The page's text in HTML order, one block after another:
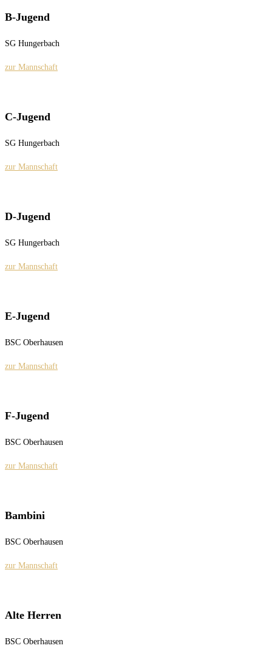
B-Jugend
SG Hungerbach
zur Mannschaft
C-Jugend
SG Hungerbach
zur Mannschaft
D-Jugend
SG Hungerbach
zur Mannschaft
E-Jugend
BSC Oberhausen
zur Mannschaft
F-Jugend
BSC Oberhausen
zur Mannschaft
Bambini
BSC Oberhausen
zur Mannschaft
Alte Herren
BSC Oberhausen